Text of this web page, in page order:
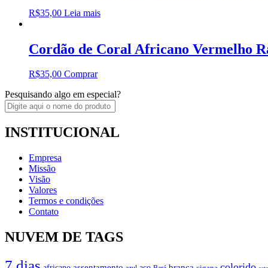
R$35,00 Leia mais
Cordão de Coral Africano Vermelho
R$35,00 Comprar
Pesquisando algo em especial?
INSTITUCIONAL
Empresa
Missão
Visão
Valores
Termos e condições
Contato
NUVEM DE TAGS